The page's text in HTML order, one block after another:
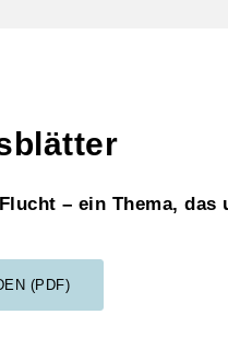
– ein Thema, das
(PDF)